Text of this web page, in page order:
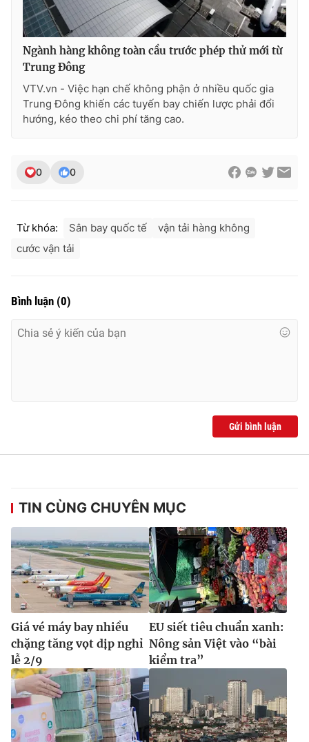
Ðiện thoại Thời báo VTV: 024.66 897 897
Email:toasoan@vtv.vn
Liên hệ quảng cáo: 024-7300.7108
thuận bằng văn bản. Ghi rõ nguồn VTV.vn khi phát hành lại
Ngành hàng không toàn cầu trước phép thử mới từ
Trung Đông
VTV.vn - Việc hạn chế không phận ở nhiều quốc gia
Trung Đông khiến các tuyến bay chiến lược phải đổi
hướng, kéo theo chi phí tăng cao.
0 0
Từ khóa: Sân bay quốc tế
vận tải hàng không
cước vận tải
Bình luận (0)
Gửi bình luận
TIN CÙNG CHUYÊN MỤC
Giá vé máy bay nhiều
chặng tăng vọt dịp nghỉ
lễ 2/9
EU siết tiêu chuẩn xanh:
Nông sản Việt vào “bài
kiểm tra”